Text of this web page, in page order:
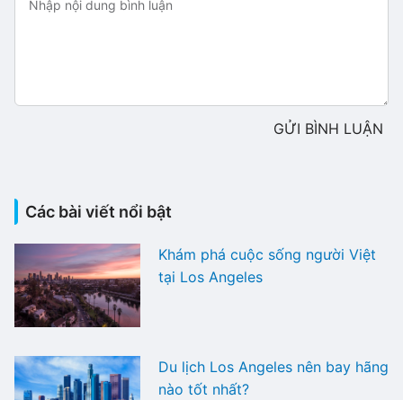
GỬI BÌNH LUẬN
Các bài viết nổi bật
Khám phá cuộc sống người Việt
tại Los Angeles
Du lịch Los Angeles nên bay hãng
nào tốt nhất?